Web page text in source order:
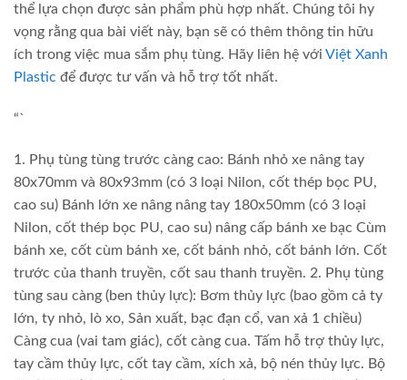
thể lựa chọn được sản phẩm phù hợp nhất. Chúng tôi hy
vọng rằng qua bài viết này, bạn sẽ có thêm thông tin hữu
ích trong việc mua sắm phụ tùng. Hãy liên hệ với Việt Xanh
Plastic để được tư vấn và hỗ trợ tốt nhất.
“`
1. Phụ tùng tùng trước càng cao: Bánh nhỏ xe nâng tay
80x70mm và 80x93mm (có 3 loại Nilon, cốt thép bọc PU,
cao su) Bánh lớn xe nâng nâng tay 180x50mm (có 3 loại
Nilon, cốt thép bọc PU, cao su) nâng cấp bánh xe bạc Cùm
bánh xe, cốt cùm bánh xe, cốt bánh nhỏ, cốt bánh lớn. Cốt
trước của thanh truyền, cốt sau thanh truyền. 2. Phụ tùng
tùng sau càng (ben thủy lực): Bơm thủy lực (bao gồm cả ty
lớn, ty nhỏ, lò xo, Sản xuất, bạc đạn cổ, van xả 1 chiều)
Càng cua (vai tam giác), cốt càng cua. Tấm hỗ trợ thủy lực,
tay cầm thủy lực, cốt tay cầm, xích xả, bộ nén thủy lực. Bộ